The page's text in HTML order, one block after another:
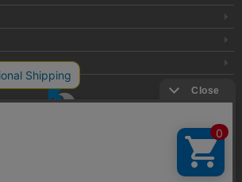
株式会社イオシス All Rights Reserved.